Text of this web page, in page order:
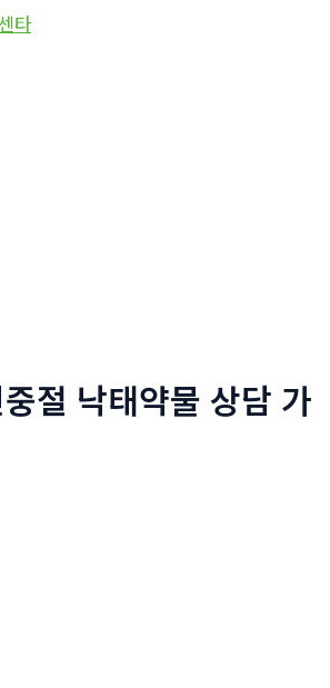
절 낙태약물 상담 가